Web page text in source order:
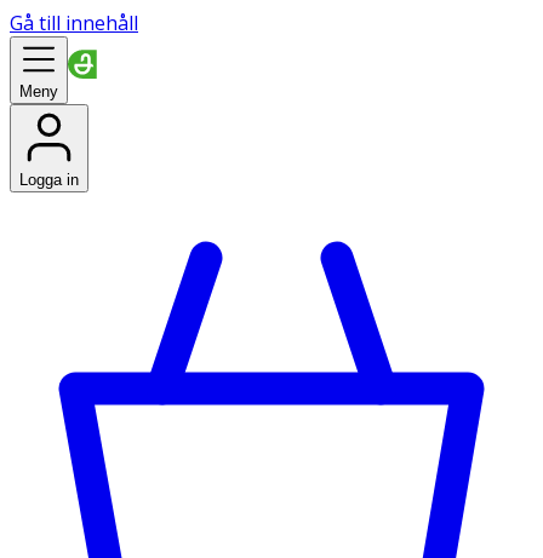
Gå till innehåll
Meny
Logga in